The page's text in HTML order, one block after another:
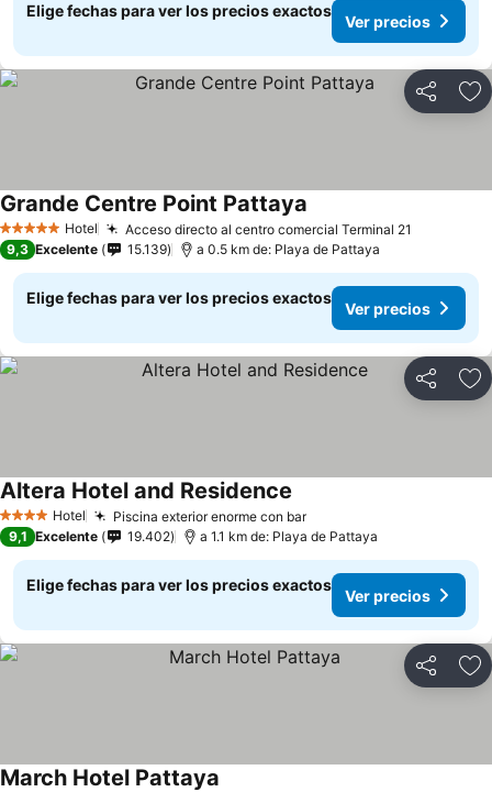
Elige fechas para ver los precios exactos
Ver precios
Compartir
5 Estrellas Hotel Acceso directo al centro comercial Terminal 21
Grande Centre Point Pattaya
9,3 Excelente 15.139 a 0.5 km de: Playa de Pattaya
Elige fechas para ver los precios exactos
Ver precios
Compartir
4 EstrellasHotel Piscina exterior enorme con barVer precios
Altera Hotel and Residence
9,1 Excelente 19.402 a 1.1 km de: Playa de Pattaya
Elige fechas para ver los precios exactos
Ver precios
Compartir
March Hotel Pattaya